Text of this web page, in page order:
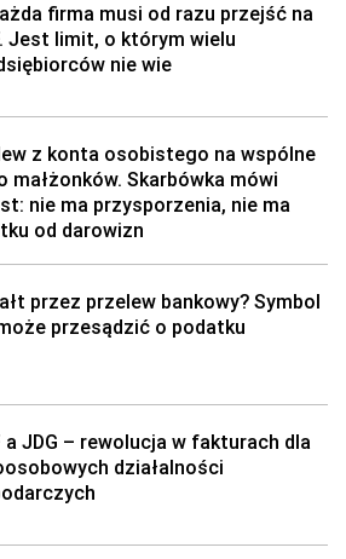
firma musi od razu przejść na
Jest limit, o którym wielu
nie wie
z konta osobistego na wspólne
małżonków. Skarbówka mówi
nie ma przysporzenia, nie ma
od darowizn
przez przelew bankowy? Symbol
przesądzić o podatku
a JDG – rewolucja w fakturach dla
działalności